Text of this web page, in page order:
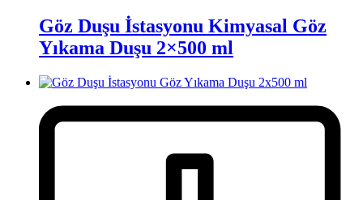
Göz Duşu İstasyonu Kimyasal Göz
Yıkama Duşu 2×500 ml